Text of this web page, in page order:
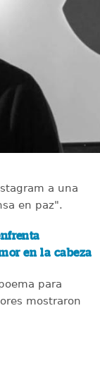
a una
en paz".
en la cabeza
para
mostraron